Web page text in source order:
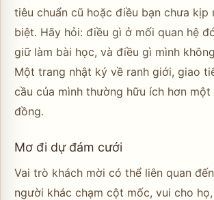
tiêu chuẩn cũ hoặc điều bạn chưa kịp
biệt. Hãy hỏi: điều gì ở mối quan hệ
giữ làm bài học, và điều gì mình
Một trang nhật ký về ranh giới, giao
cầu của mình thường hữu ích hơn
đồng.
Mơ đi dự đám cưới
Vai trò khách mời có thể liên quan
người khác chạm cột mốc, vui cho